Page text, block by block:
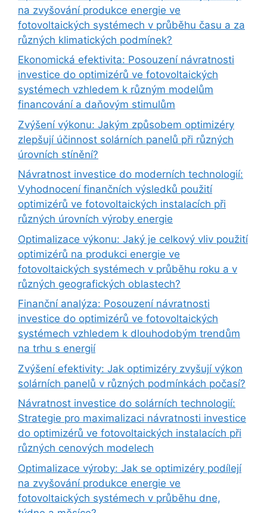
na zvyšování produkce energie ve
fotovoltaických systémech v průběhu času a za
různých klimatických podmínek?
Ekonomická efektivita: Posouzení návratnosti
investice do optimizérů ve fotovoltaických
systémech vzhledem k různým modelům
financování a daňovým stimulům
Zvýšení výkonu: Jakým způsobem optimizéry
zlepšují účinnost solárních panelů při různých
úrovních stínění?
Návratnost investice do moderních technologií:
Vyhodnocení finančních výsledků použití
optimizérů ve fotovoltaických instalacích při
různých úrovních výroby energie
Optimalizace výkonu: Jaký je celkový vliv použití
optimizérů na produkci energie ve
fotovoltaických systémech v průběhu roku a v
různých geografických oblastech?
Finanční analýza: Posouzení návratnosti
investice do optimizérů ve fotovoltaických
systémech vzhledem k dlouhodobým trendům
na trhu s energií
Zvýšení efektivity: Jak optimizéry zvyšují výkon
solárních panelů v různých podmínkách počasí?
Návratnost investice do solárních technologií:
Strategie pro maximalizaci návratnosti investice
do optimizérů ve fotovoltaických instalacích při
různých cenových modelech
Optimalizace výroby: Jak se optimizéry podílejí
na zvyšování produkce energie ve
fotovoltaických systémech v průběhu dne,